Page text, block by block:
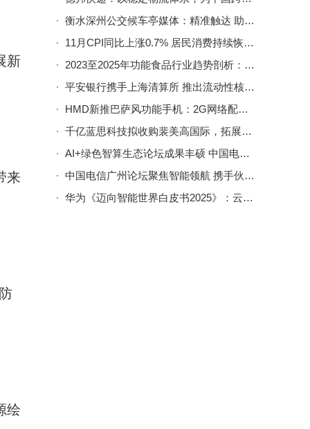
新
来
绘
衡水深州公交候车亭媒体：精准触达 助力本地消费与产业融合新机遇
11月CPI同比上涨0.7% 居民消费持续恢复态势向好
2023至2025年功能食品行业趋势剖析：液体钙创新引领品类变革
平安银行携手上海清算所 推出流动性核心50信用债指数 助力债市发展
HMD新推巴萨风功能手机：2G网络配置低，或仅部分市场上市
千亿蓝思科技拟收购裴美高国际，拓展AI算力硬件新赛道谋转型
AI+绿色智算生态论坛成果丰硕 中国电信携手伙伴共筑产业新生态
中国电信广州论坛聚焦智能领航 携手伙伴共启2025科技联合创新新篇
华为《迈向智能世界白皮书2025》：云核心网引领智能互联新生态